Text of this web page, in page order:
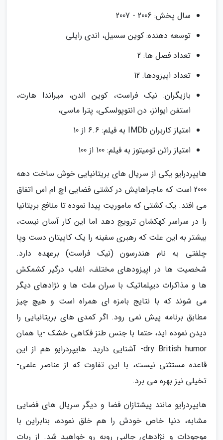
سال پخش: 2006 - 2007
توسعه دهنده: کوین سسیل، اندی رایلی
تعداد فصل ها: 2
تعداد اپیزودها: 12
بازیگران: نیک فراست، کوین الدن، میراندا هارت،
استفن ایوانز، دن انتوپولسکی، پترا ماسی،
امتیاز کاربران IMDb به فیلم: 6.6 از 10
امتیاز راتن تومیتوز به فیلم: 100 از 100
هایپردرایو یکی از سریال های بریتانیایی خوش ساخت دهه
2000 است که ماجراهایش در کشتی فضایی اچ ام اس اتفاق
می افتد. یک کشتی که ماموریت پیدا نموده تا منافع بریتانیا
را در سراسر کهکشان ترویج دهد اما این کار آسان نیست،
بیشتر به این علت که رهبری سفینه را یک کاپیتان دست وپا
چلفتی به نام هندرسون (نیک فراست) برعهده دارد.
شخصیت ها در اپیزودهای مختلف، اغلب درگیر کشمکش
ها و مذاکرات دیپلماتیک با سران ملت ها و نژادهای دیگر
می شوند که با نتایج بامزه ای همراه است و هیچ چیز
مطابق برنامه پیش نمی رود. اگر کمدی های بریتانیایی را
دیدن نموده اید، حتما با جنس طنز فکاهی خشک -یا همان
dry British humor- آشنایی دارید. هایپردرایو هم از این
قاعده مستثنی نیست، با این تفاوت که از عناصر علمی-
تخیلی نیز بهره می برد.
هایپردرایو مانند پیشتازان فضا و دیگر سریال های فضایی
مشابه، دنیا خاص خودش را هم خلق نموده، بنابراین با
موجودات و نژادهای جالبی روبه رو خواهید شد. از ربات